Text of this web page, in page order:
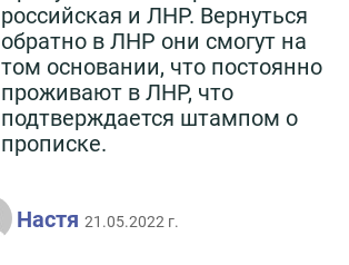
российская и ЛНР. Вернуться
обратно в ЛНР они смогут на
том основании, что постоянно
проживают в ЛНР, что
подтверждается штампом о
прописке.
Настя 21.05.2022 г.